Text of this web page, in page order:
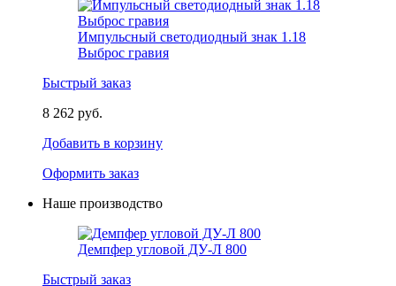
Импульсный светодиодный знак 1.18
Выброс гравия
Быстрый заказ
8 262 руб.
Добавить в корзину
Оформить заказ
Наше производство
Демпфер угловой ДУ-Л 800
Быстрый заказ